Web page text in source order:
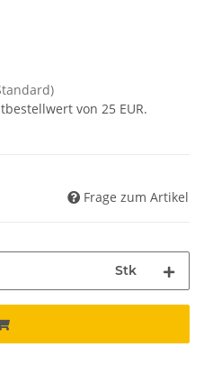
von 25 EUR.
Frage zum Artikel
Stk